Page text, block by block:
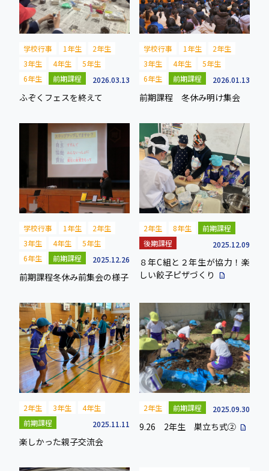
学校行事 1年生
2年生
3年生
4年生
5年生
6年生
前期課程 2026.03.13
ふぞくフェスを終えて
学校行事 1年生
2年生
3年生
4年生
5年生
6年生
前期課程 2026.01.13
前期課程 冬休み明け集会
学校行事 1年生
2年生
3年生
4年生
5年生
6年生
前期課程 2025.12.26
前期課程冬休み前集会の様子
2年生 8年生
前期課程
後期課程
2025.12.09
８年C組と２年生が協力！楽
しい餃子ピザづくり
description
2年生 3年生
4年生
前期課程
2025.11.11
楽しかった親子交流会
2年生 前期課程 2025.09.30
9.26 2年生 巣立ち式② description